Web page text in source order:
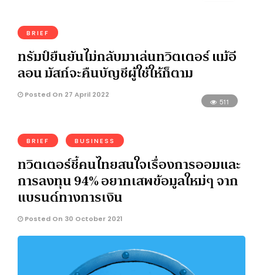
BRIEF
ทรัมป์ยืนยันไม่กลับมาเล่นทวิตเตอร์ แม้อี
ลอน มัสก์จะคืนบัญชีผู้ใช้ให้ก็ตาม
Posted On 27 April 2022
511
BRIEF BUSINESS
ทวิตเตอร์ชี้คนไทยสนใจเรื่องการออมและ
การลงทุน 94% อยากเสพข้อมูลใหม่ๆ จาก
แบรนด์ทางการเงิน
Posted On 30 October 2021